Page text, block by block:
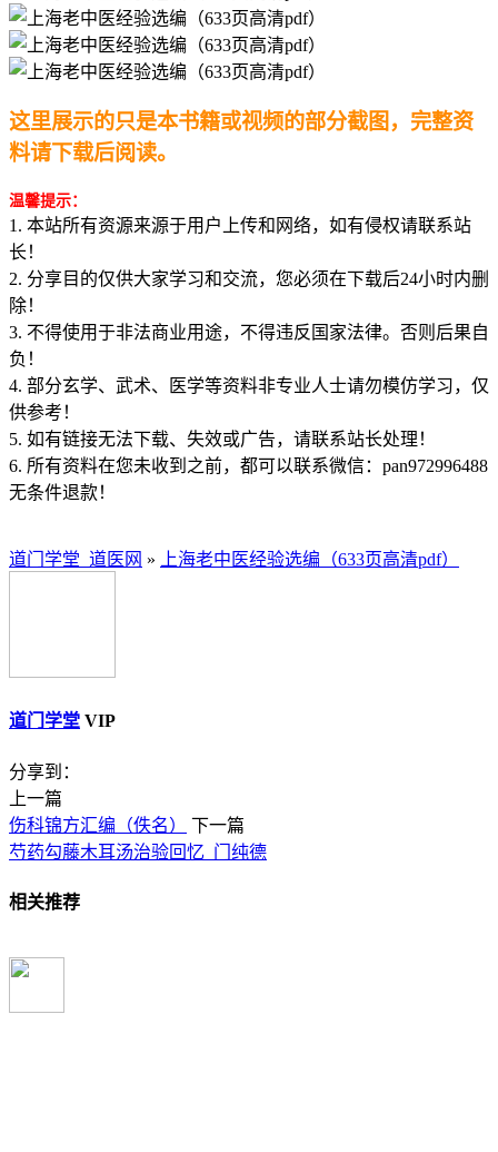
这里展示的只是本书籍或视频的部分截图，完整资
料请下载后阅读。
温馨提示：
1. 本站所有资源来源于用户上传和网络，如有侵权请联系站
长！
2. 分享目的仅供大家学习和交流，您必须在下载后24小时内删
除！
3. 不得使用于非法商业用途，不得违反国家法律。否则后果自
负！
4. 部分玄学、武术、医学等资料非专业人士请勿模仿学习，仅
供参考！
5. 如有链接无法下载、失效或广告，请联系站长处理！
6. 所有资料在您未收到之前，都可以联系微信：pan972996488
无条件退款！
道门学堂_道医网 » 上海老中医经验选编（633页高清pdf）
道门学堂 VIP
分享到：
上一篇
伤科锦方汇编（佚名）
下一篇
芍药勾藤木耳汤治验回忆_门纯德
相关推荐